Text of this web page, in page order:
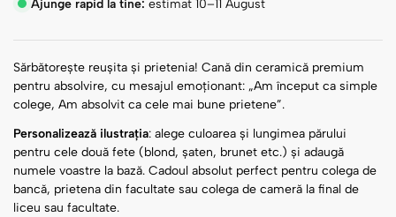
Ajunge rapid la tine: estimat 10–11 August
Sărbătorește reușita și prietenia! Cană din ceramică premium
pentru absolvire, cu mesajul emoționant: „Am început ca simple
colege, Am absolvit ca cele mai bune prietene”.
Personalizează ilustrația: alege culoarea și lungimea părului
pentru cele două fete (blond, șaten, brunet etc.) și adaugă
numele voastre la bază. Cadoul absolut perfect pentru colega de
bancă, prietena din facultate sau colega de cameră la final de
liceu sau facultate.